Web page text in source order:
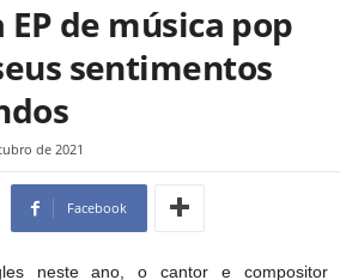
de música pop
sentimentos
de 2021
Facebook
neste ano, o cantor e compositor